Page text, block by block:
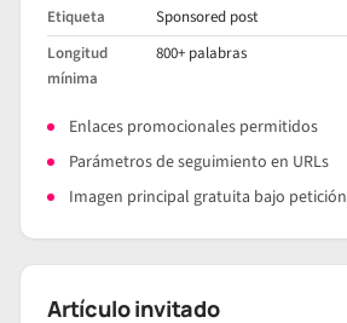
Etiqueta
Sponsored post
Longitud
mínima
800+ palabras
Enlaces promocionales permitidos
Parámetros de seguimiento en URLs
Imagen principal gratuita bajo petición
Artículo invitado